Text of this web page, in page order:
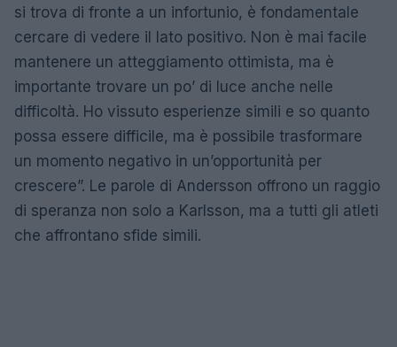
si trova di fronte a un infortunio, è fondamentale
cercare di vedere il lato positivo. Non è mai facile
mantenere un atteggiamento ottimista, ma è
importante trovare un po’ di luce anche nelle
difficoltà. Ho vissuto esperienze simili e so quanto
possa essere difficile, ma è possibile trasformare
un momento negativo in un’opportunità per
crescere”. Le parole di Andersson offrono un raggio
di speranza non solo a Karlsson, ma a tutti gli atleti
che affrontano sfide simili.